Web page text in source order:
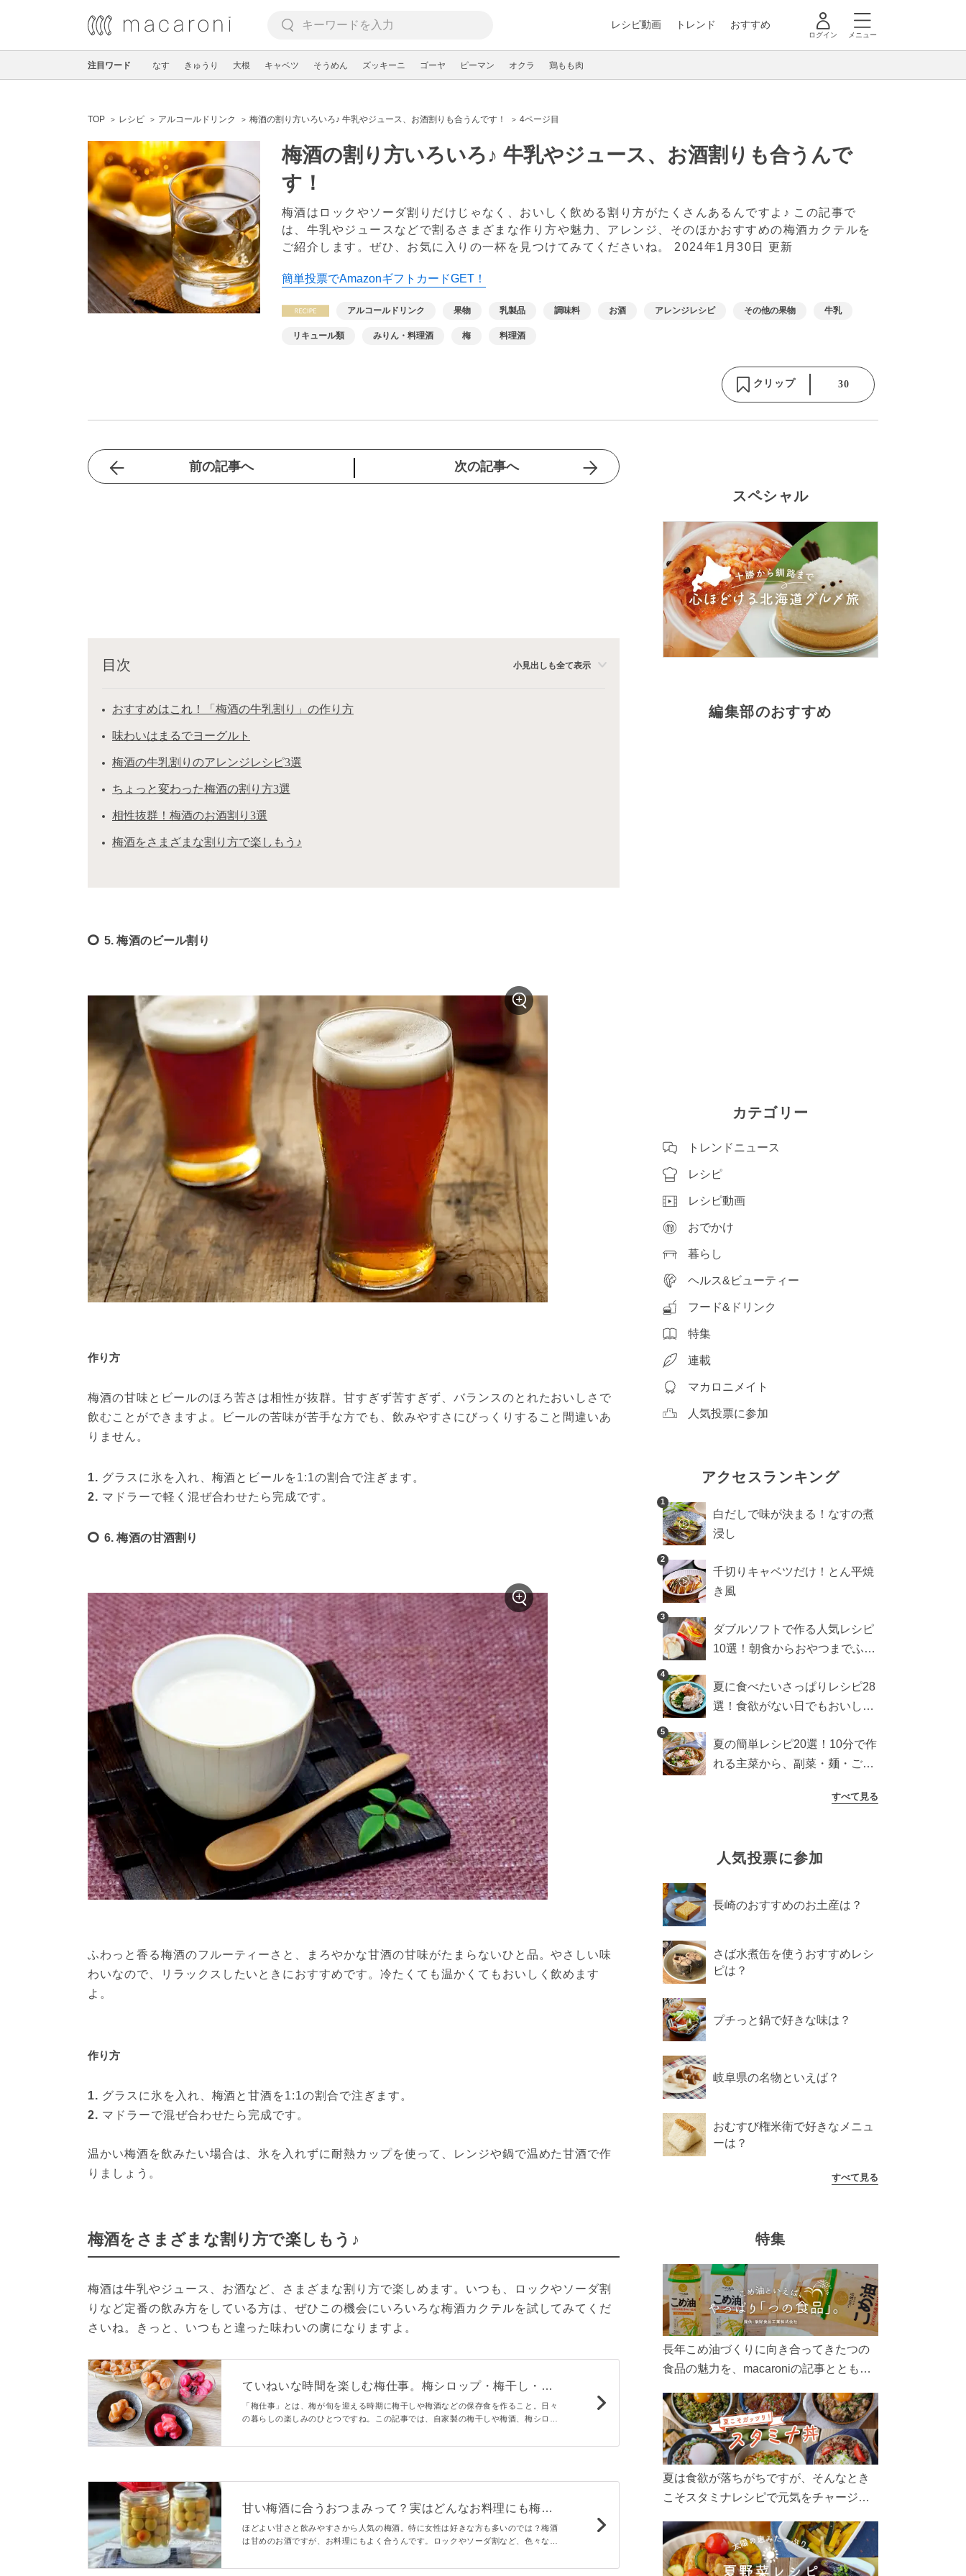
レシピ動画 トレンド おすすめ
ログイン メニュー
注目ワード なす きゅうり 大根 キャベツ そうめん ズッキーニ ゴーヤ ピーマン オクラ 鶏もも肉
TOP レシピ アルコールドリンク 梅酒の割り方いろいろ♪ 牛乳やジュース、お酒割りも合うんです！ 4ページ目
梅酒の割り方いろいろ♪ 牛乳やジュース、お酒割りも合うんで
す！
梅酒はロックやソーダ割りだけじゃなく、おいしく飲める割り方がたくさんあるんですよ♪ この記事で
は、牛乳やジュースなどで割るさまざまな作り方や魅力、アレンジ、そのほかおすすめの梅酒カクテルを
ご紹介します。ぜひ、お気に入りの一杯を見つけてみてくださいね。 2024年1月30日 更新
簡単投票でAmazonギフトカードGET！
アルコールドリンク 果物 乳製品 調味料 お酒 アレンジレシピ その他の果物 牛乳
リキュール類 みりん・料理酒 梅 料理酒
クリップ 30
前の記事へ 次の記事へ
目次 小見出しも全て表示
おすすめはこれ！「梅酒の牛乳割り」の作り方
味わいはまるでヨーグルト
梅酒の牛乳割りのアレンジレシピ3選
ちょっと変わった梅酒の割り方3選
相性抜群！梅酒のお酒割り3選
梅酒をさまざまな割り方で楽しもう♪
5. 梅酒のビール割り
作り方
梅酒の甘味とビールのほろ苦さは相性が抜群。甘すぎず苦すぎず、バランスのとれたおいしさで
飲むことができますよ。ビールの苦味が苦手な方でも、飲みやすさにびっくりすること間違いあ
りません。
1. グラスに氷を入れ、梅酒とビールを1:1の割合で注ぎます。
2. マドラーで軽く混ぜ合わせたら完成です。
6. 梅酒の甘酒割り
ふわっと香る梅酒のフルーティーさと、まろやかな甘酒の甘味がたまらないひと品。やさしい味
わいなので、リラックスしたいときにおすすめです。冷たくても温かくてもおいしく飲めます
よ。
作り方
1. グラスに氷を入れ、梅酒と甘酒を1:1の割合で注ぎます。
2. マドラーで混ぜ合わせたら完成です。
温かい梅酒を飲みたい場合は、氷を入れずに耐熱カップを使って、レンジや鍋で温めた甘酒で作
りましょう。
梅酒をさまざまな割り方で楽しもう♪
梅酒は牛乳やジュース、お酒など、さまざまな割り方で楽しめます。いつも、ロックやソーダ割
りなど定番の飲み方をしている方は、ぜひこの機会にいろいろな梅酒カクテルを試してみてくだ
さいね。きっと、いつもと違った味わいの虜になりますよ。
ていねいな時間を楽しむ梅仕事。梅シロップ・梅干し・梅
酒の楽しみ方
「梅仕事」とは、梅が旬を迎える時期に梅干しや梅酒などの保存食を作ること。日々
の暮らしの楽しみのひとつですね。この記事では、自家製の梅干しや梅酒、梅シロッ
梅が出回る季節に、ぜひ挑戦してみてくださいね。
甘い梅酒に合うおつまみって？実はどんなお料理にも梅酒
はおすすめ！
ほどよい甘さと飲みやすさから人気の梅酒。特に女性は好きな方も多いのでは？梅酒
は甘めのお酒ですが、お料理にもよく合うんです。ロックやソーダ割など、色々な飲
きますよ。
スペシャル
編集部のおすすめ
カテゴリー
トレンドニュース
レシピ
レシピ動画
おでかけ
暮らし
ヘルス&ビューティー
フード&ドリンク
特集
連載
マカロニメイト
人気投票に参加
アクセスランキング
1
白だしで味が決まる！なすの煮
浸し
2
千切りキャベツだけ！とん平焼
き風
3
ダブルソフトで作る人気レシピ
10選！朝食からおやつまでふん
4
夏に食べたいさっぱりレシピ28
選！食欲がない日でもおいしい
5
夏の簡単レシピ20選！10分で作
れる主菜から、副菜・麺・ごは
すべて見る
人気投票に参加
長崎のおすすめのお土産は？
さば水煮缶を使うおすすめレシ
ピは？
プチっと鍋で好きな味は？
岐阜県の名物といえば？
おむすび権米衛で好きなメニュ
ーは？
すべて見る
特集
長年こめ油づくりに向き合ってきたつの
食品の魅力を、macaroniの記事とともに
ん、製造現場や品質へのこだわりまで。
こめ油をもっと好きになるコンテンツを
ぜひお楽しみください。
夏は食欲が落ちがちですが、そんなとき
こそスタミナレシピで元気をチャージ！
リ食べて、夏バテを吹き飛ばしましょ
う！